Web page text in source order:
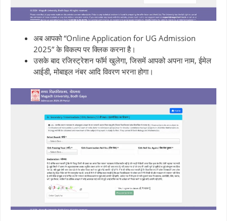
अब आपको “Online Application for UG Admission
2025” के विकल्प पर क्लिक करना है।
उसके बाद रजिस्ट्रेशन फॉर्म खुलेगा, जिसमें आपको अपना नाम, ईमेल
आईडी, मोबाइल नंबर आदि विवरण भरना होगा।